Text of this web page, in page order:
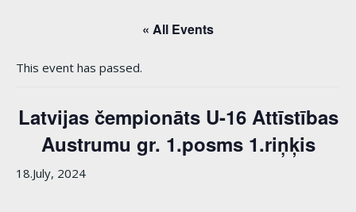
« All Events
This event has passed.
Latvijas čempionāts U-16 Attīstības
Austrumu gr. 1.posms 1.riņķis
18.July, 2024